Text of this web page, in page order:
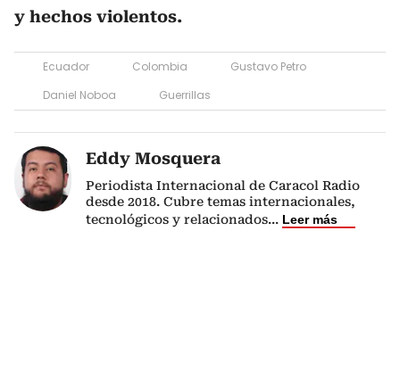
y hechos violentos.
Ecuador Colombia
Gustavo Petro
Daniel Noboa
Guerrillas
Eddy Mosquera
Periodista Internacional de Caracol Radio
desde 2018. Cubre temas internacionales,
tecnológicos y relacionados... Leer más